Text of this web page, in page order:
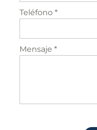
Teléfono *
Mensaje *